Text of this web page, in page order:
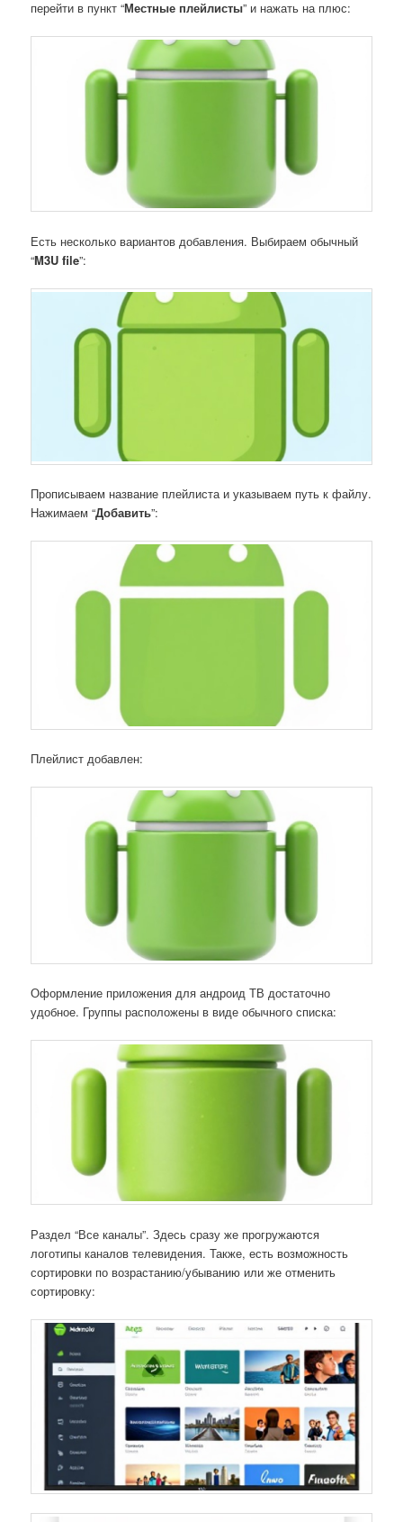
перейти в пункт “Местные плейлисты” и нажать на плюс:
Есть несколько вариантов добавления. Выбираем обычный
“M3U file”:
Прописываем название плейлиста и указываем путь к файлу.
Нажимаем “Добавить”:
Плейлист добавлен:
Оформление приложения для андроид ТВ достаточно
удобное. Группы расположены в виде обычного списка:
Раздел “Все каналы”. Здесь сразу же прогружаются
логотипы каналов телевидения. Также, есть возможность
сортировки по возрастанию/убыванию или же отменить
сортировку: